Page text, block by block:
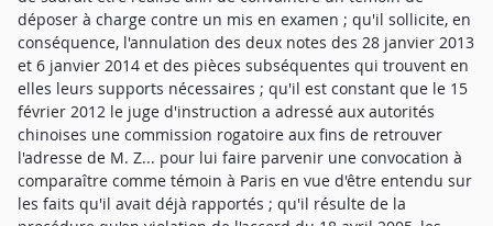
déposer à charge contre un mis en examen ; qu'il sollicite, en
conséquence, l'annulation des deux notes des 28 janvier 2013
et 6 janvier 2014 et des pièces subséquentes qui trouvent en
elles leurs supports nécessaires ; qu'il est constant que le 15
février 2012 le juge d'instruction a adressé aux autorités
chinoises une commission rogatoire aux fins de retrouver
l'adresse de M. Z... pour lui faire parvenir une convocation à
comparaître comme témoin à Paris en vue d'être entendu sur
les faits qu'il avait déjà rapportés ; qu'il résulte de la